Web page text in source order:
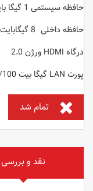
حافظه سیستمی 1 گیگا بایت
حافظه داخلی 8 گیگابایت
درگاه HDMI ورژن 2.0
پورت LAN گیگا بیت 10/100
تمام شد
نقد و بررسی